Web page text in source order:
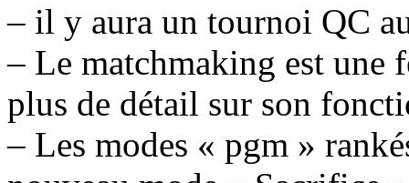
– il y aura un tournoi QC
– Le matchmaking est une
plus de détail sur son
– Les modes « pgm »